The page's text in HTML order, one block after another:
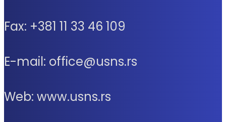
Fax: +381 11 33 46 109
E-mail: office@usns.rs
Web: www.usns.rs